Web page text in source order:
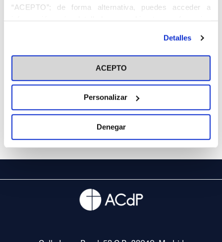
“ACEPTO”; de forma alternativa, puedes acceder a
información más detallada y cambiar tus preferencias
en el botón "Personalizar". Para más información puedes
visitar nuestra Política de Cookies
Detalles
ACEPTO
Personalizar
Denegar
Share